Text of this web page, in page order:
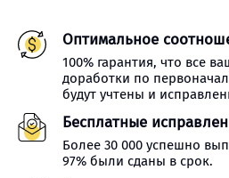
Оптимальное
100% гарантия, что все
доработки по
будут учтены и
Бесплатные
Более 30 000 успешно
97% были сданы в срок.